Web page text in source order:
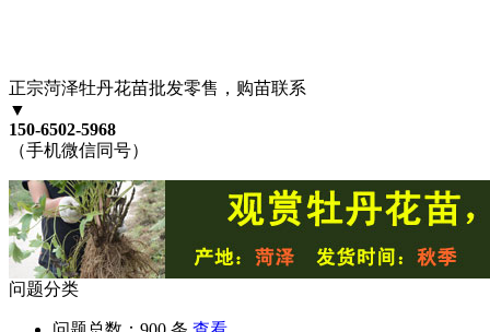
正宗菏泽牡丹花苗批发零售，购苗联系
▼
150-6502-5968
（手机微信同号）
问题分类